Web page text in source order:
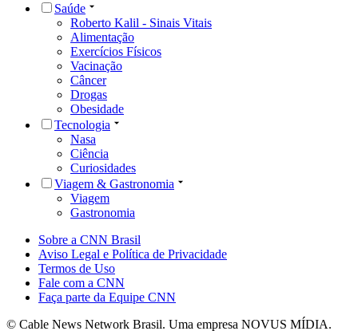
Saúde
Roberto Kalil - Sinais Vitais
Alimentação
Exercícios Físicos
Vacinação
Câncer
Drogas
Obesidade
Tecnologia
Nasa
Ciência
Curiosidades
Viagem & Gastronomia
Viagem
Gastronomia
Sobre a CNN Brasil
Aviso Legal e Política de Privacidade
Termos de Uso
Fale com a CNN
Faça parte da Equipe CNN
© Cable News Network Brasil. Uma empresa NOVUS MÍDIA.